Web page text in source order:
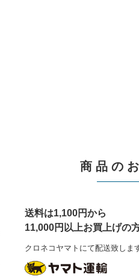
商品の
送料は1,100円から
11,000円以上お買上げの
クロネコヤマトにて配送致しま